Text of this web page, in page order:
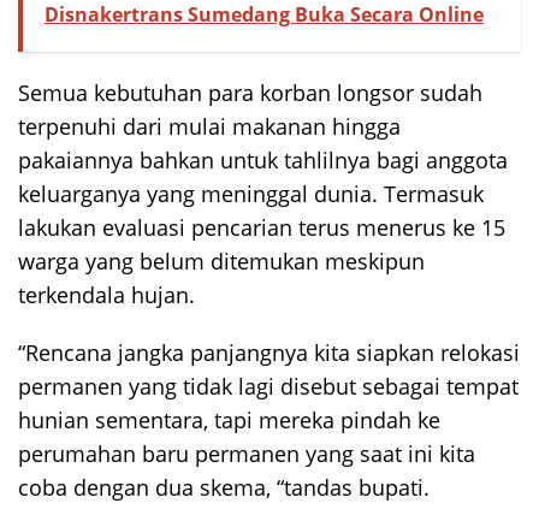
Disnakertrans Sumedang Buka Secara Online
Semua kebutuhan para korban longsor sudah
terpenuhi dari mulai makanan hingga
pakaiannya bahkan untuk tahlilnya bagi anggota
keluarganya yang meninggal dunia. Termasuk
lakukan evaluasi pencarian terus menerus ke 15
warga yang belum ditemukan meskipun
terkendala hujan.
“Rencana jangka panjangnya kita siapkan relokasi
permanen yang tidak lagi disebut sebagai tempat
hunian sementara, tapi mereka pindah ke
perumahan baru permanen yang saat ini kita
coba dengan dua skema, “tandas bupati.